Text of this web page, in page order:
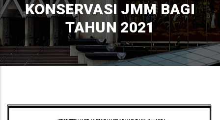
KONSERVASI JMM BAGI
TAHUN 2021